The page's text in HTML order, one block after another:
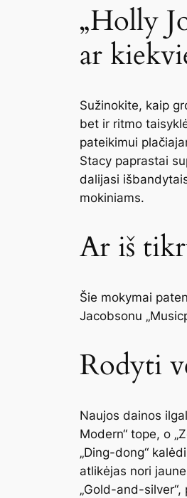
„Holly
ar
Sužinokite, kaip
bet ir ritmo
pateikimui
Stacy paprastai
dalijasi
mokiniams.
Ar iš
Šie mokymai
Jacobsonu
Rodyti
Naujos dainos
Modern“ tope, o
„Ding-dong“
atlikėjas nori
„Gold-and-